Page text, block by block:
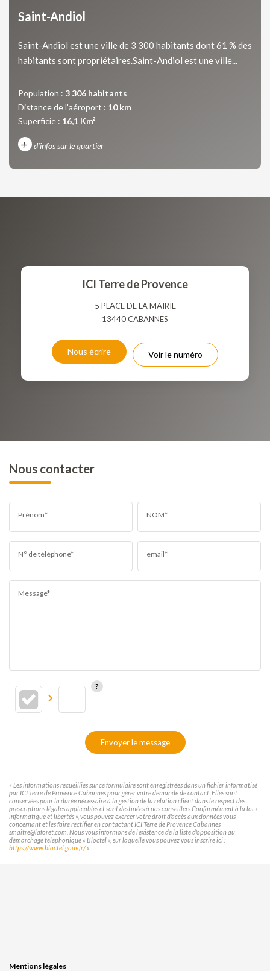
Saint-Andiol
Saint-Andiol est une ville de 3 300 habitants dont 61 % des
habitants sont propriétaires.Saint-Andiol est une ville...
Population : 3 306 habitants
Distance de l'aéroport : 10 km
Superficie : 16,1 Km²
+ d'infos sur le quartier
VOITURE
DISTANCE DE L'AÉROPORT : SUPERFICIE :
RÉSULTATS DES LYCÉES ECOLES ET CRÈCHES
RESTAURANTS ET CAFÉS
ICI Terre de Provence
5 PLACE DE LA MAIRIE
13440CABANNES
Nous écrire Voir le numéro
Nous contacter
Prénom* NOM*
N° de téléphone* email*
Message*
Envoyer le message
« Les informations recueillies sur ce formulaire sont enregistrées dans un fichier informatisé
par ICI Terre de Provence Cabannes pour gérer votre demande de contact. Elles sont
conservées pour la durée nécessaire à la gestion de la relation client dans le respect des
prescriptions légales applicables et sont destinées à nos conseillers Conformément à la loi «
informatique et libertés », vous pouvez exercer votre droit d'accès aux données vous
concernant et les faire rectifier en contactant ICI Terre de Provence Cabannes
smaitre@laforet.com. Nous vous informons de l'existence de la liste d'opposition au
démarchage téléphonique « Bloctel », sur laquelle vous pouvez vous inscrire ici :
https://www.bloctel.gouv.fr/»
Mentions légales